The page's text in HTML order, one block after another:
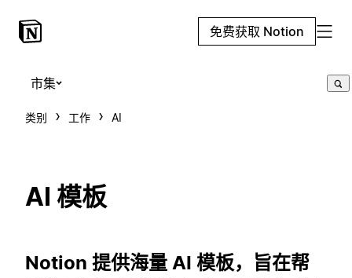
免费获取 Notion
市集
类别 工作 AI
AI 模板
Notion 提供海量 AI 模板，旨在帮